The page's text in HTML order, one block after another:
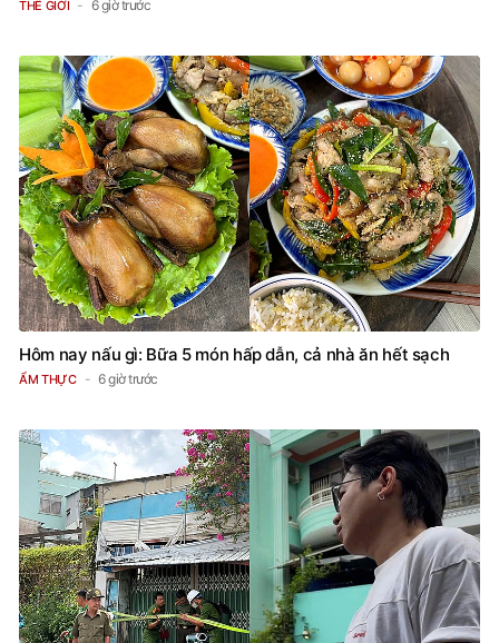
THẾ GIỚI 6 giờ trước
Hôm nay nấu gì: Bữa 5 món hấp dẫn, cả nhà ăn hết sạch
ẨM THỰC 6 giờ trước